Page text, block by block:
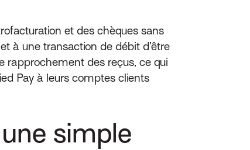
et des chèques sans
à une transaction de débit d’être
rapprochement des reçus, ce qui
Pay à leurs comptes clients
simple